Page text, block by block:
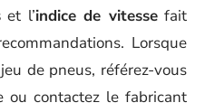
et l’indice de vitessefait
Lorsque
de pneus, référez-vous
ou contactez le fabricant